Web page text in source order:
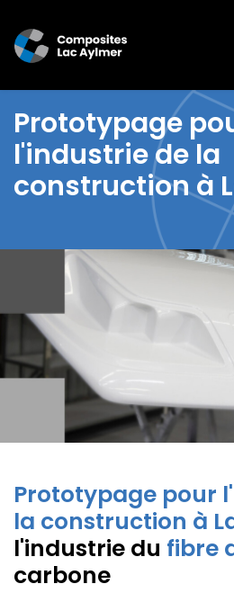
(Produits / Services )
Prototypage
l'industrie de la
construction à
Prototypage pour
la construction à
l'industrie du fibre
carbone